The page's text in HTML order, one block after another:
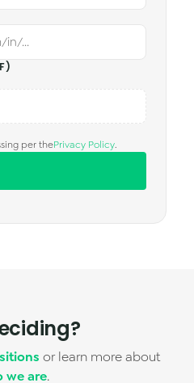
per thePrivacy Policy.
or learn more about
we are.